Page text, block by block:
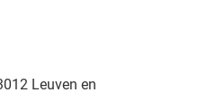
Leuven en